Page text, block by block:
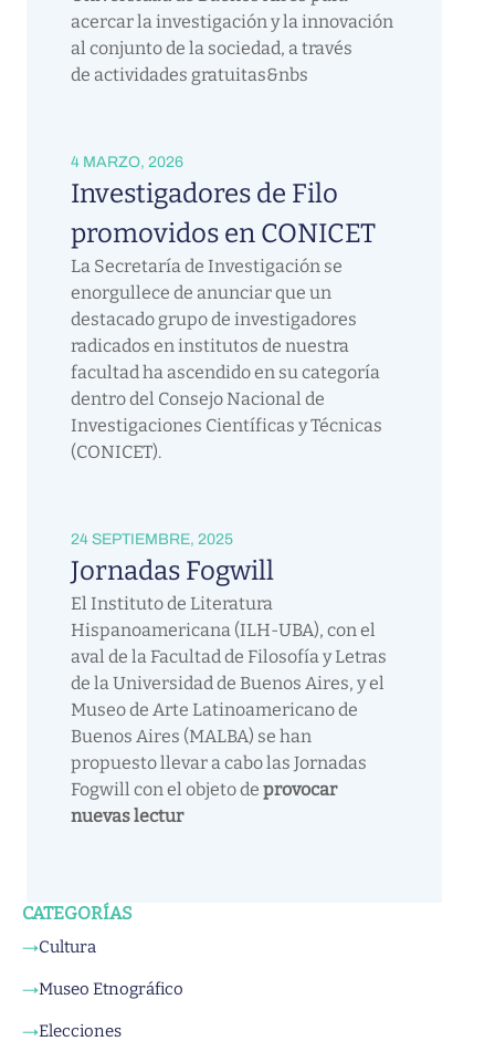
acercar la investigación y la innovación
al conjunto de la sociedad, a través
de actividades gratuitas&nbs
4 MARZO, 2026
Investigadores de Filo
promovidos en CONICET
La Secretaría de Investigación se
enorgullece de anunciar que un
destacado grupo de investigadores
radicados en institutos de nuestra
facultad ha ascendido en su categoría
dentro del Consejo Nacional de
Investigaciones Científicas y Técnicas
(CONICET).
24 SEPTIEMBRE, 2025
Jornadas Fogwill
El Instituto de Literatura
Hispanoamericana (ILH-UBA), con el
aval de la Facultad de Filosofía y Letras
de la Universidad de Buenos Aires, y el
Museo de Arte Latinoamericano de
Buenos Aires (MALBA) se han
propuesto llevar a cabo las Jornadas
Fogwill con el objeto de provocar
nuevas lectur
CATEGORÍAS
→Cultura
→Museo Etnográfico
→Elecciones